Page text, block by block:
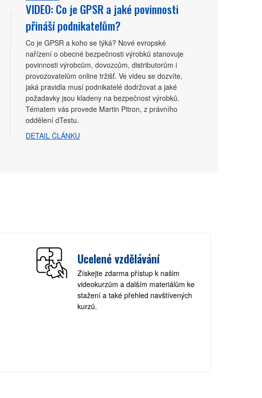
VIDEO: Co je GPSR a jaké povinnosti
přináší podnikatelům?
Co je GPSR a koho se týká? Nové evropské
nařízení o obecné bezpečnosti výrobků stanovuje
povinnosti výrobcům, dovozcům, distributorům i
provozovatelům online tržišť. Ve videu se dozvíte,
jaká pravidla musí podnikatelé dodržovat a jaké
požadavky jsou kladeny na bezpečnost výrobků.
Tématem vás provede Martin Pitron, z právního
oddělení dTestu.
DETAIL ČLÁNKU
Ucelené vzdělávání
Získejte zdarma přístup k našim
videokurzům a dalším materiálům ke
stažení a také přehled navštívených
kurzů.